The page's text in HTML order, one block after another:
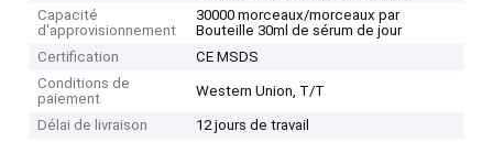
Capacité
d'approvisionnement
30000 morceaux/morceaux par
Bouteille 30ml de sérum de jour
Certification
CE MSDS
Conditions de
paiement
Western Union, T/T
Délai de livraison
12 jours de travail